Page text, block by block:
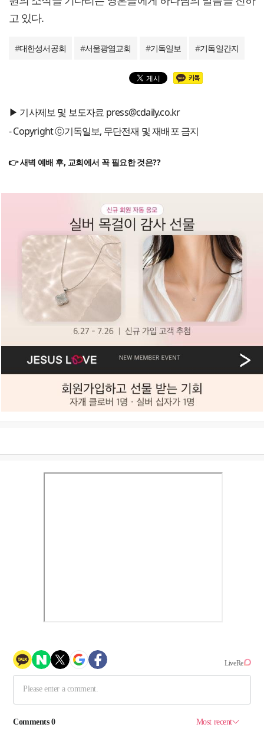
고 있다.
#대한성서공회 #서울광염교회 #기독일보 #기독일간지
▶ 기사제보 및 보도자료 press@cdaily.co.kr
- Copyright ⓒ기독일보, 무단전재 및 재배포 금지
👉 새벽 예배 후, 교회에서 꼭 필요한 것은??